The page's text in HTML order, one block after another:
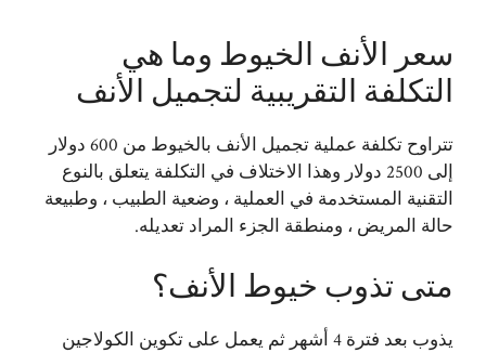
سعر الأنف الخيوط وما هي
التكلفة التقريبية لتجميل الأنف
تتراوح تكلفة عملية تجميل الأنف بالخيوط من 600 دولار
إلى 2500 دولار وهذا الاختلاف في التكلفة يتعلق بالنوع
التقنية المستخدمة في العملية ، وضعية الطبيب ، وطبيعة
حالة المريض ، ومنطقة الجزء المراد تعديله.
متى تذوب خيوط الأنف؟
يذوب بعد فترة 4 أشهر ثم يعمل على تكوين الكولاجين